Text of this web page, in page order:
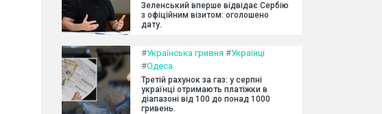
Зеленський вперше відвідає Сербію
з офіційним візитом: оголошено
дату.
#Українська гривня #Українці
#Одеса
Третій рахунок за газ: у серпні
українці отримають платіжки в
діапазоні від 100 до понад 1000
гривень.